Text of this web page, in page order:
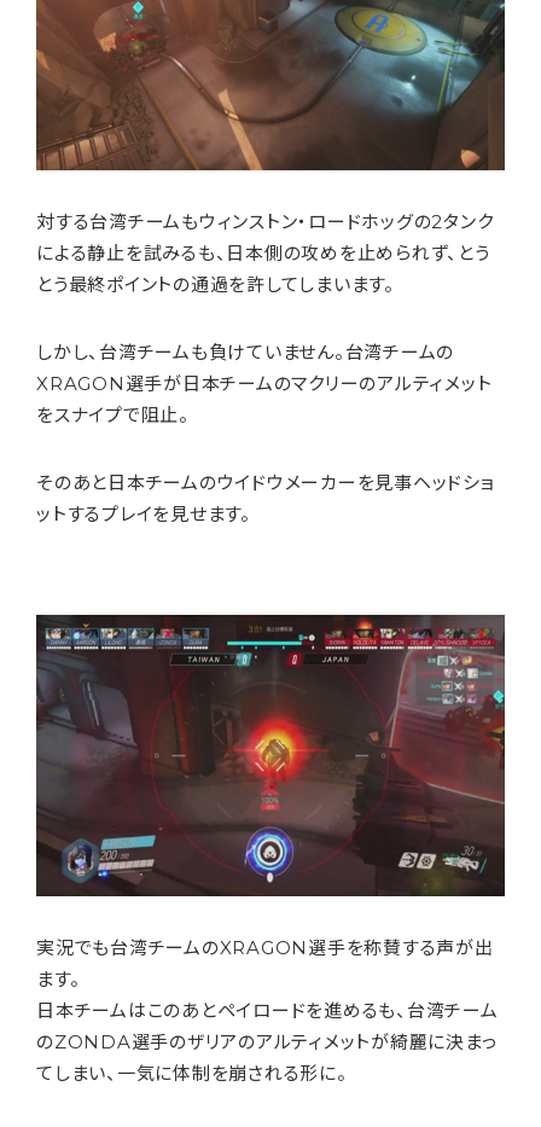
対する台湾チームもウィンストン・ロードホッグの2タンク
による静止を試みるも、日本側の攻めを止められず、とう
とう最終ポイントの通過を許してしまいます。
しかし、台湾チームも負けていません。台湾チームの
XRAGON選手が日本チームのマクリーのアルティメット
をスナイプで阻止。
そのあと日本チームのウイドウメーカーを見事ヘッドショ
ットするプレイを見せます。
実況でも台湾チームのXRAGON選手を称賛する声が出
ます。
日本チームはこのあとペイロードを進めるも、台湾チーム
のZONDA選手のザリアのアルティメットが綺麗に決まっ
てしまい、一気に体制を崩される形に。